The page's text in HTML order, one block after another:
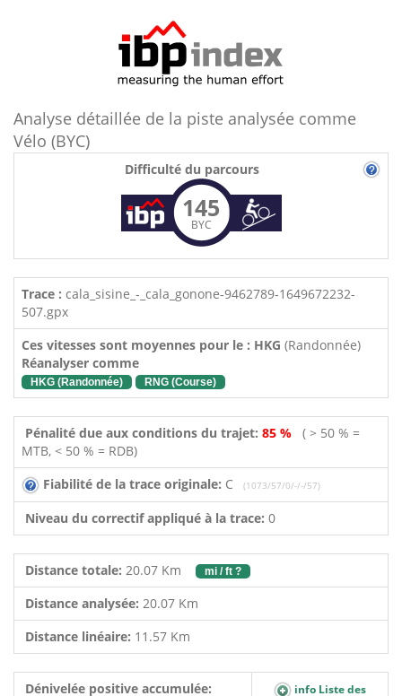
Analyse détaillée de la piste analysée comme
Vélo (BYC)
Difficulté du parcours
145
BYC
Trace : cala_sisine_-_cala_gonone-9462789-1649672232-
507.gpx
Ces vitesses sont moyennes pour le : HKG (Randonnée)
Réanalyser comme
HKG (Randonnée) RNG (Course)
Pénalité due aux conditions du trajet: 85 % ( > 50 % =
MTB, < 50 % = RDB)
Fiabilité de la trace originale: C (1073/57/0/-/-/57)
Niveau du correctif appliqué à la trace: 0
Distance totale: 20.07 Km mi / ft ?
Distance analysée: 20.07 Km
Distance linéaire: 11.57 Km
Dénivelée positive accumulée:
info Liste des